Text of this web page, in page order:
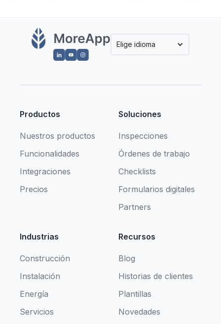
Elige idioma
Productos
Nuestros productos
Funcionalidades
Integraciones
Precios
Soluciones
Inspecciones
Órdenes de trabajo
Checklists
Formularios digitales
Partners
Industrias
Construcción
Instalación
Energía
Servicios
Recursos
Blog
Historias de clientes
Plantillas
Novedades